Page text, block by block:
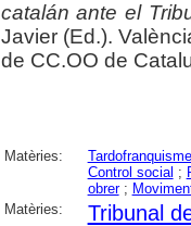
catalán ante el
Javier (Ed.).
de CC.OO de
Matèries: Tardofranquisme
Control social ;
obrer;
Matèries:
Tribunal